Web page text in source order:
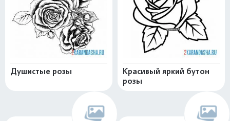
Душистые розы
Красивый яркий бутон
розы